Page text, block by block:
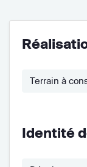
Terrain à
Identité